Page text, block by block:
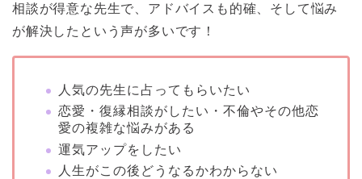
相談が得意な先生で、アドバイスも的確、そして悩み
が解決したという声が多いです！
人気の先生に占ってもらいたい
恋愛・復縁相談がしたい・不倫やその他恋
愛の複雑な悩みがある
運気アップをしたい
人生がこの後どうなるかわからない